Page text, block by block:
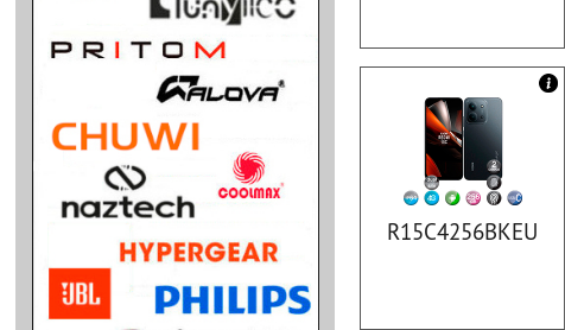
R15C4256BKEU